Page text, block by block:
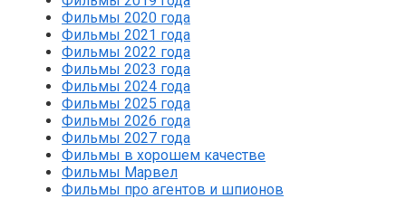
Фильмы 2020 года
Фильмы 2021 года
Фильмы 2022 года
Фильмы 2023 года
Фильмы 2024 года
Фильмы 2025 года
Фильмы 2026 года
Фильмы 2027 года
Фильмы в хорошем качестве
Фильмы Марвел
Фильмы про агентов и шпионов